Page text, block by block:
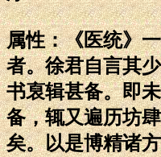
属性：《医统》
者。徐君自言其
书裒辑甚备。即未
备，辄又遍历坊
矣。以是博精诸